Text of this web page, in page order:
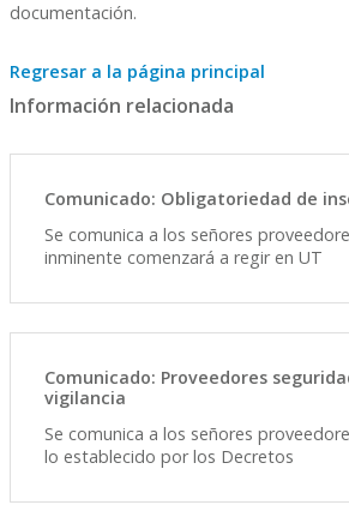
documentación.
Regresar a la página principal
Información relacionada
Comunicado: Obligatoriedad de
Se comunica a los señores
inminente comenzará a regir en UT
Comunicado: Proveedores
vigilancia
Se comunica a los señores
lo establecido por los Decretos